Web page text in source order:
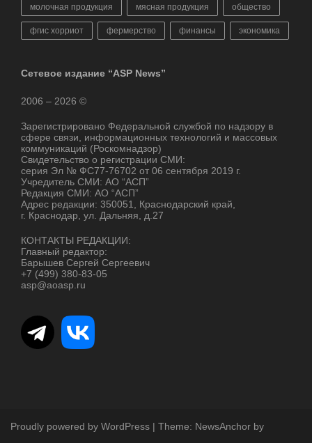
молочная продукция мясная продукция общество
фгис хорриот фермерство финансы экономика
Сетевое издание “ASP News”
2006 – 2026 ©
Зарегистрировано Федеральной службой по надзору в
сфере связи, информационных технологий и массовых
коммуникаций (Роскомнадзор)
Свидетельство о регистрации СМИ:
серия Эл № ФС77-76702 от 06 сентября 2019 г.
Учредитель СМИ: АО “АСП”
Редакция СМИ: АО “АСП”
Адрес редакции: 350051, Краснодарский край,
г. Краснодар, ул. Дальняя, д.27
КОНТАКТЫ РЕДАКЦИИ:
Главный редактор:
Барышев Сергей Сергеевич
+7 (499) 380-83-05
asp@aoasp.ru
Proudly powered by WordPress | Theme: NewsAnchor by